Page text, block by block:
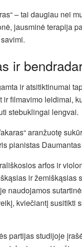
– tai daugiau nei
jausminė terapija
ir
ir atsitiktinumai
ir filmavimo leidimai,
stebuklingai lengvai.
aranžuotę
pianistas
arfos ir
ir žemiškąsias
naudojamos
kviečiantį susitikti
partijas studijoje